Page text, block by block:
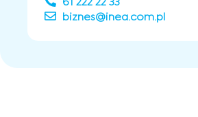
61 222 22 33
biznes@inea.com.pl